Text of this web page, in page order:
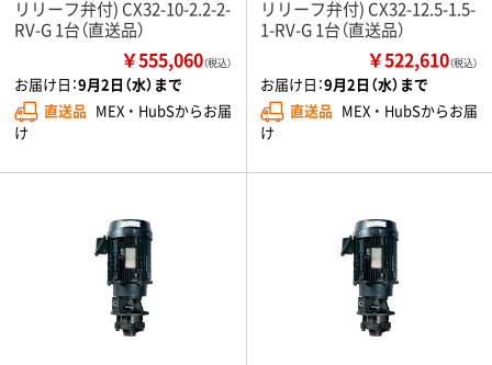
リリーフ弁付) CX32-10-2.2-2-
RV-G 1台（直送品）
￥555,060（税込）
お届け日：9月2日（水）まで
直送品 MEX ・ HubSからお届
け
リリーフ弁付) CX32-12.5-1.5-
1-RV-G 1台（直送品）
￥522,610（税込）
お届け日：9月2日（水）まで
直送品 MEX ・ HubSからお届
け